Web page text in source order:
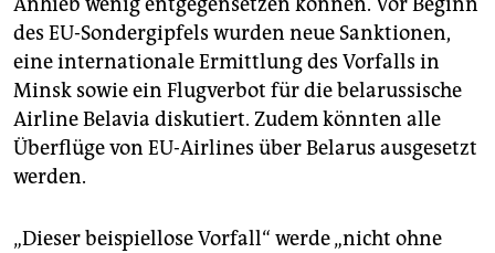
des EU-Sondergipfels wurden neue Sanktionen,
eine internationale Ermittlung des Vorfalls in
Minsk sowie ein Flugverbot für die belarussische
Airline Belavia diskutiert. Zudem könnten alle
Überflüge von EU-Airlines über Belarus ausgesetzt
werden.
„Dieser beispiellose Vorfall“ werde „nicht ohne